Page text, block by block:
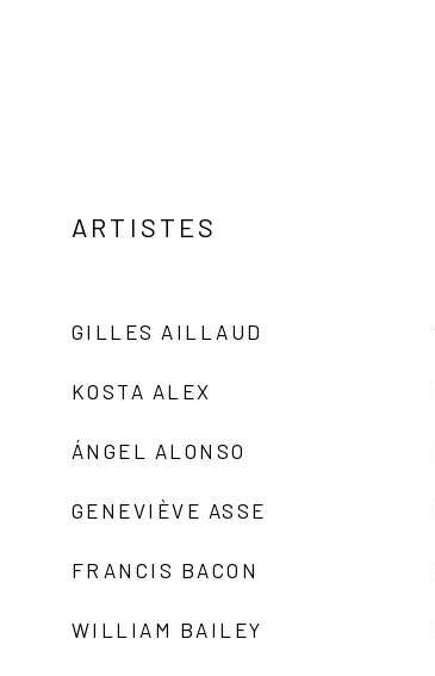
ARTISTES
GILLES AILLAUD
KOSTA ALEX
ÁNGEL ALONSO
GENEVIÈVE ASSE
FRANCIS BACON
WILLIAM BAILEY